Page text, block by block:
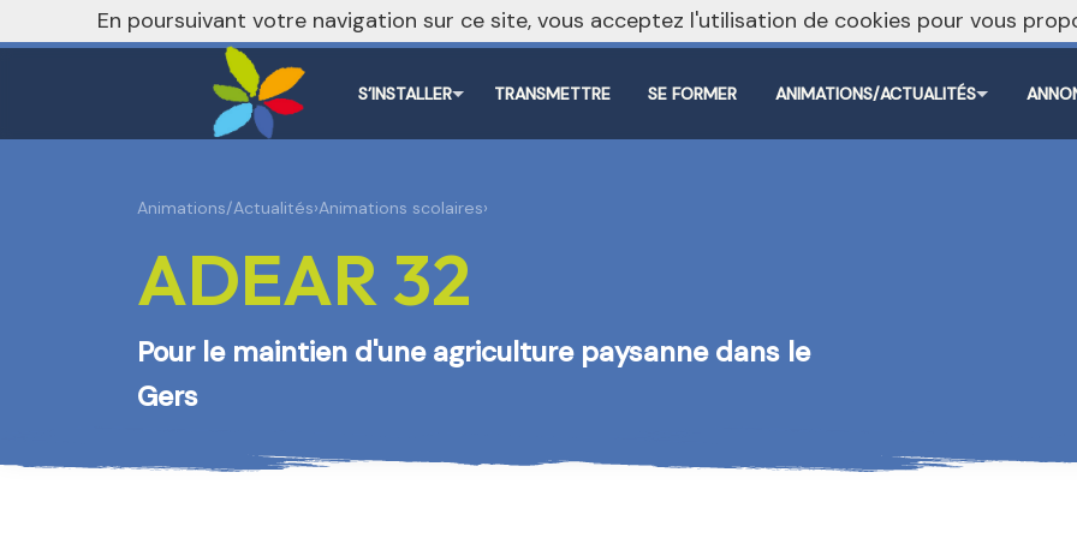
S’INSTALLER TRANSMETTRE SE FORMER ANIMATIONS/ACTUALITÉS
nivo_2026: 1
Animations/Actualités›Animations scolaires›
ADEAR 32
Pour le maintien d'une agriculture paysanne dans le
Gers
En poursuivant votre navigation sur ce site, vous acceptez l'utilisation de cookies pour vous